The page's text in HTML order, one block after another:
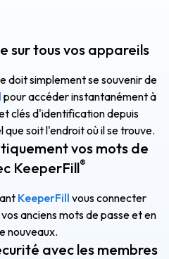
sur tous vos appareils
doit simplement se souvenir de
pour accéder instantanément à
clés d'identification depuis
soit l'endroit où il se trouve.
vos mots de
KeeperFill®
KeeperFill vous connecter
anciens mots de passe et en
nouveaux.
avec les membres